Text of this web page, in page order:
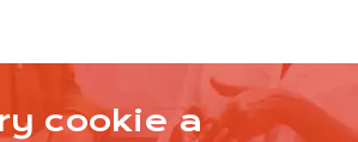
SI Z PRACOVNÝCH PONÚK?
PREDAJŇU PRIAMO S VAŠIMI
cookie a